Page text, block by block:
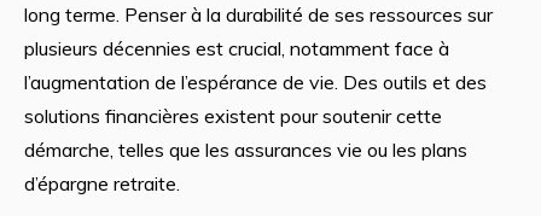
long terme. Penser à la durabilité de ses ressources sur
plusieurs décennies est crucial, notamment face à
l’augmentation de l’espérance de vie. Des outils et des
solutions financières existent pour soutenir cette
démarche, telles que les assurances vie ou les plans
d’épargne retraite.